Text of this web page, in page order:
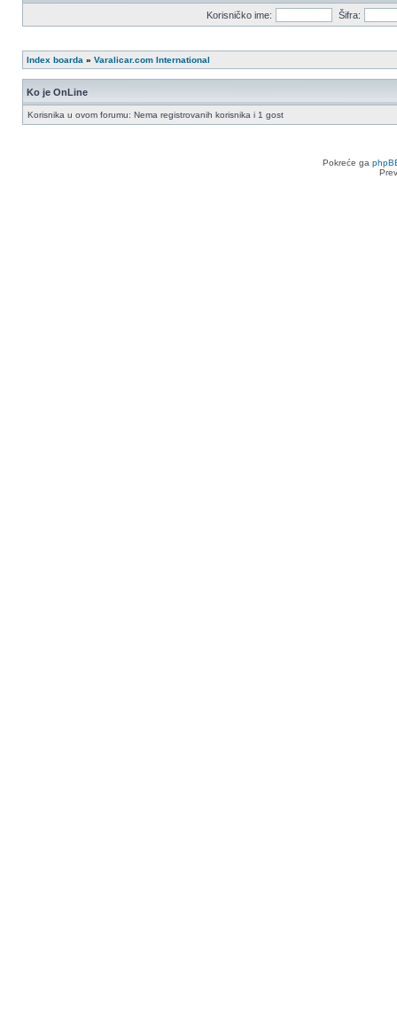
Korisničko ime: Šifra:
Index boarda » Varalicar.com International
Ko je OnLine
Korisnika u ovom forumu: Nema registrovanih korisnika i 1 gost
Pokreće ga